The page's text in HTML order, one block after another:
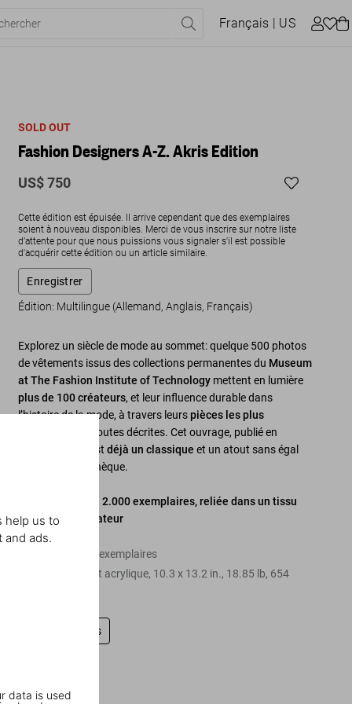
help us to
and ads.
data is used
Français | US
SOLD OUT
Fashion Designers A-Z. Akris Edition
US$ 750
Cette édition est épuisée. Il arrive cependant que des exemplaires
soient à nouveau disponibles. Merci de vous inscrire sur notre liste
d’attente pour que nous puissions vous signaler s'il est possible
d'acquérir cette édition ou un article similaire.
Enregistrer
Édition: Multilingue (Allemand, Anglais, Français)
Explorez un siècle de mode au sommet: quelque 500 photos
de vêtements issus des collections permanentes du Museum
at The Fashion Institute of Technology mettent en lumière
plus de 100 créateurs, et leur influence durable dans
l’histoire de la mode, à travers leurspièces les plus
, toutes décrites. Cet ouvrage, publié en
édition limitée, estdéjà un classique et un atout sans égal
dans une bibliothèque.
Édition limitée à 2.000 exemplaires, reliée dans un tissu
conçu par le créateur
Édition de 2.000 exemplaires
Relié sous coffret acrylique, 10.3 x 13.2 in., 18.85 lb, 654
Laissez un avis